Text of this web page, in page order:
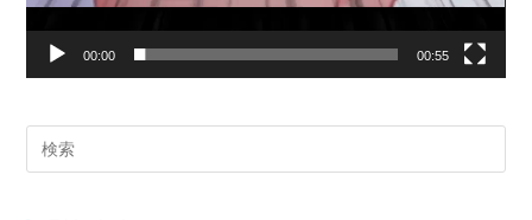
00:00 00:55